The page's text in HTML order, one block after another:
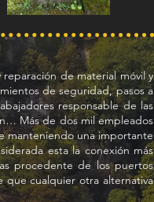
de material móvil y
de seguridad, pasos a
responsable de las
Más de dos mil empleados
manteniendo una importante
esta la conexión más
procedente de los puertos
que cualquier otra alternativa